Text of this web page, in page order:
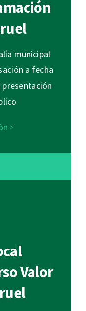
municipal
a fecha
Valor